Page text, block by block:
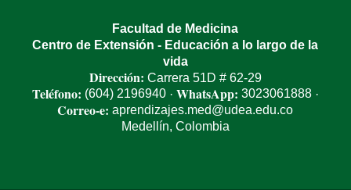
Facultad de Medicina
Centro de Extensión - Educación a lo largo de la
vida
Dirección: Carrera 51D # 62-29
Teléfono: (604) 2196940· WhatsApp: 3023061888·
Correo-e: aprendizajes.med@udea.edu.co
Medellín, Colombia